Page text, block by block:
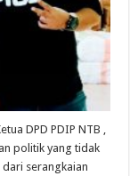
DPD PDIP NTB ,
politik yang tidak
serangkaian